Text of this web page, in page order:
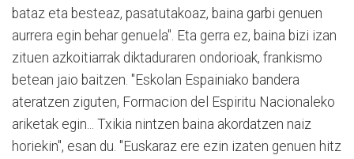
bataz eta besteaz, pasatutakoaz, baina garbi genuen
aurrera egin behar genuela". Eta gerra ez, baina bizi izan
zituen azkoitiarrak diktaduraren ondorioak, frankismo
betean jaio baitzen. "Eskolan Espainiako bandera
ateratzen ziguten, Formacion del Espiritu Nacionaleko
ariketak egin... Txikia nintzen baina akordatzen naiz
horiekin", esan du. "Euskaraz ere ezin izaten genuen hitz